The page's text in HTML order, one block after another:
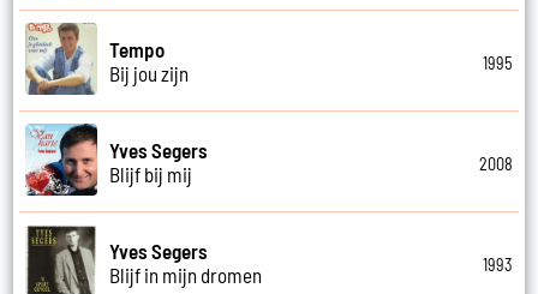
Tempo
Bij jou zijn
1995
Yves Segers
Blijf bij mij
2008
Yves Segers
Blijf in mijn dromen
1993